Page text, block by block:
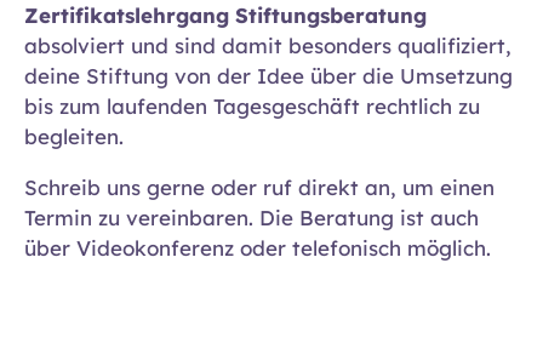
Zertifikatslehrgang Stiftungsberatung
absolviert und sind damit besonders qualifiziert,
deine Stiftung von der Idee über die Umsetzung
bis zum laufenden Tagesgeschäft rechtlich zu
begleiten.
Schreib uns gerne oder ruf direkt an, um einen
Termin zu vereinbaren. Die Beratung ist auch
über Videokonferenz oder telefonisch möglich.